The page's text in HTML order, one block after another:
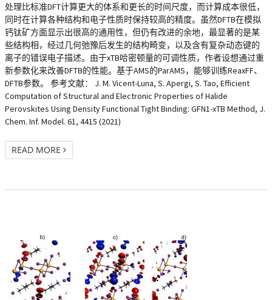
处理比标准DFT计算更大的体系和更长的时间尺度，而计算成本很低，
同时在计算各种结构和电子性质时保持较高的精度。虽然DFTB在模拟
钙钛矿方面显示出很高的通用性，但仍有改进的余地，最显著的是某
些结构相，经过几何弛豫后发生的结构畸变，以及含有复杂动态键的
离子的错误电子描述。由于xTB哈密顿量的可调性质，作者设想通过重
新参数化来改善DFTB的性能。基于AMS的ParAMS，能够训练ReaxFF、
DFTB参数。 参考文献： J. M. Vicent-Luna, S. Apergi, S. Tao, Efficient
Computation of Structural and Electronic Properties of Halide
Perovskites Using Density Functional Tight Binding: GFN1-xTB Method, J.
Chem. Inf. Model. 61, 4415 (2021)
READ MORE